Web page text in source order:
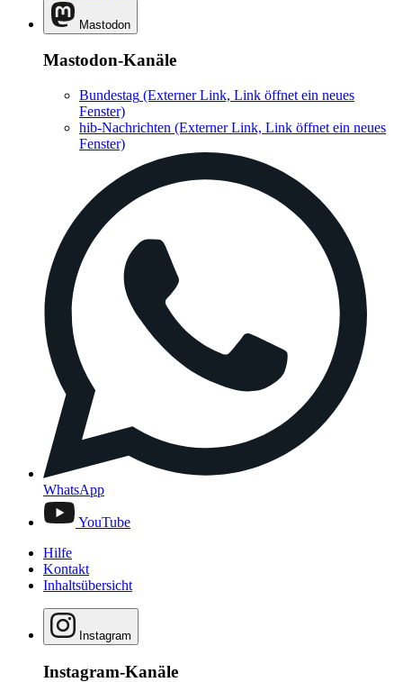
Mastodon
Mastodon-Kanäle
Bundestag (Externer Link, Link öffnet ein neues
Fenster)
hib-Nachrichten (Externer Link, Link öffnet ein neues
Fenster)
WhatsApp
YouTube
Hilfe
Kontakt
Inhaltsübersicht
Instagram
Instagram-Kanäle